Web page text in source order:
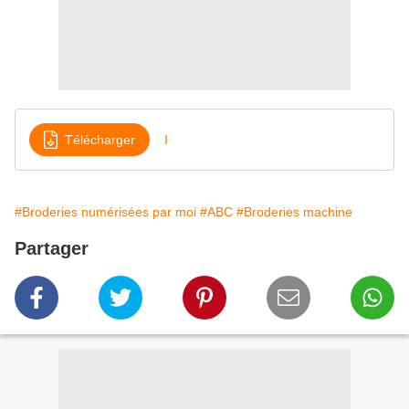
Télécharger I
#Broderies numérisées par moi #ABC #Broderies machine
Partager